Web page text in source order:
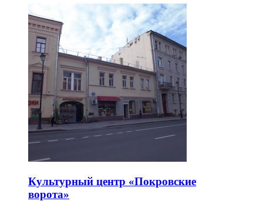
Культурный центр «Покровские
ворота»